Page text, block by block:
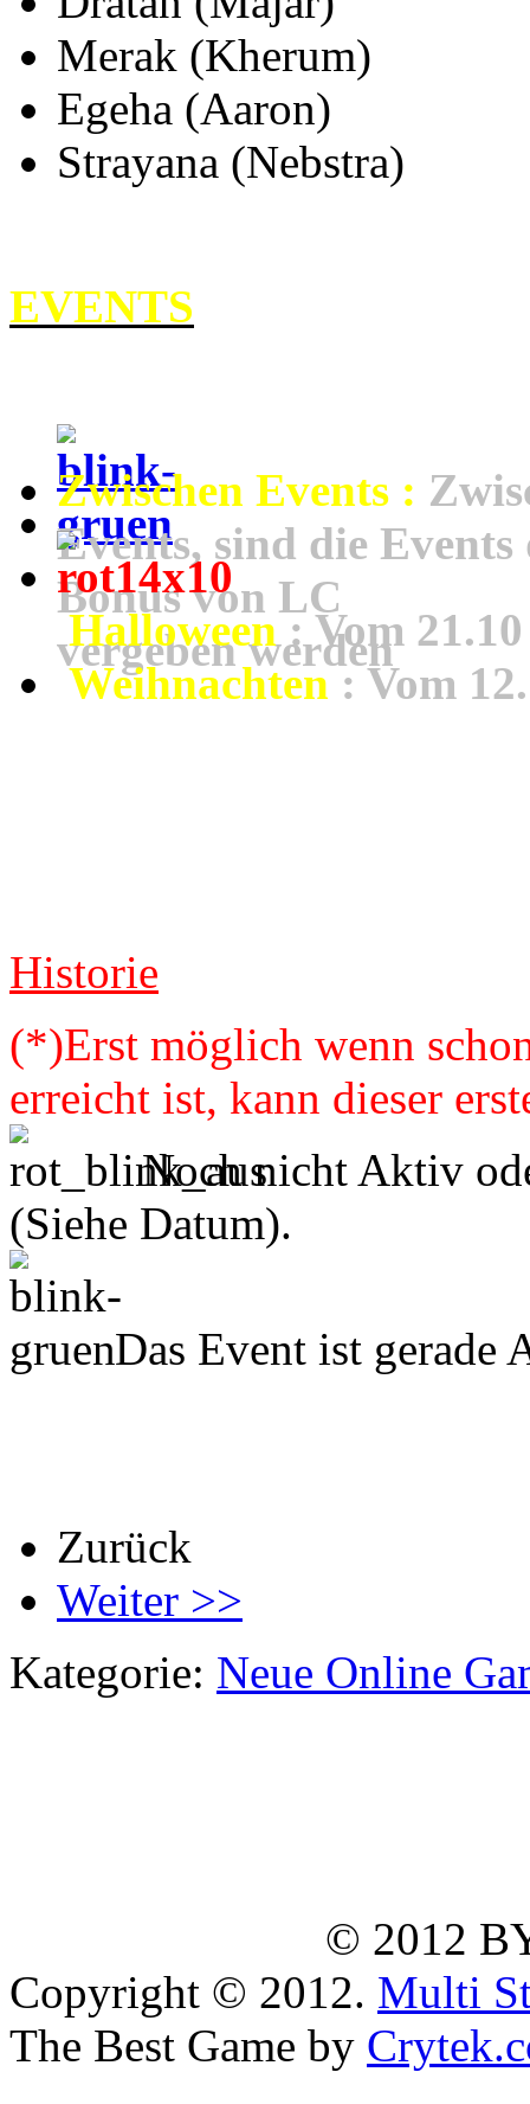
Merak (Kherum)
Egeha (Aaron)
Strayana (Nebstra)
EVENTS
Zwischen Events :
Events, sind die Events
Bonus von LC
vergeben werden
Halloween: Vom 21.10
Weihnachten: Vom
Historie
(*)Erst möglich wenn
erreicht ist, kann dieser
Noch nicht Aktiv
(Siehe Datum).
Das Event ist gerade
Zurück
Weiter >>
Kategorie: Neue Online
© 2012
Copyright © 2012. Multi
The Best Game by